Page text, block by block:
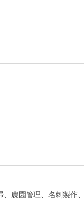
、農園管理、名刺製作